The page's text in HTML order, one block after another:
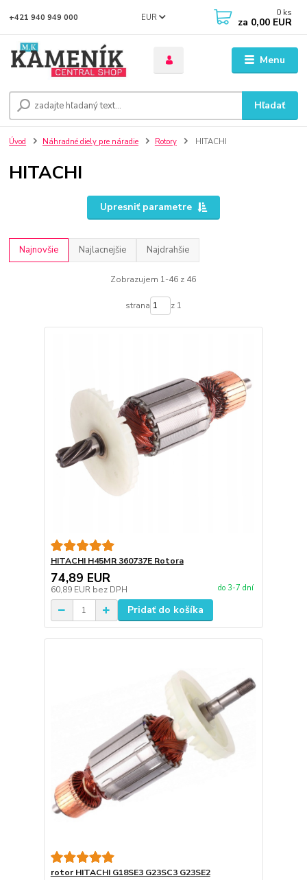
Menu
EUR
Hľadať
+421 940 949 000 0 ks
za 0,00 EUR
Úvod Náhradné diely pre náradie Rotory HITACHI
HITACHI
Upresniť parametre
Najnovšie Najlacnejšie Najdrahšie
Zobrazujem 1-46 z 46
strana z 1
HITACHI H45MR 360737E Rotora
74,89 EUR
60,89 EUR bez DPH do 3-7 dní
Pridať do košíka
rotor HITACHI G18SE3 G23SC3 G23SE2